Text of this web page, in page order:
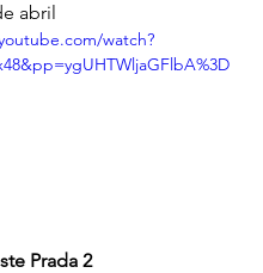
abril
watch?
Prada 2